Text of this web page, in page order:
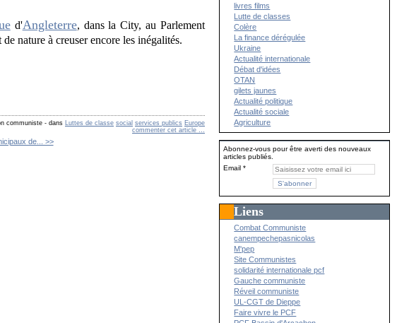
d'Angleterre, dans la City, au Parlement
nature à creuser encore les inégalités.
communiste - dans Luttes de classe social services publics Europe
commenter cet article …
de... >>
livres films
Lutte de classes
Colère
La finance dérégulée
Ukraine
Actualité internationale
Débat d'idées
OTAN
gilets jaunes
Actualité politique
Actualité sociale
Agriculture
Abonnez-vous pour être averti des nouveaux
articles publiés.
Email
Liens
Combat Communiste
canempechepasnicolas
M'pep
Site Communistes
solidarité internationale pcf
Gauche communiste
Réveil communiste
UL-CGT de Dieppe
Faire vivre le PCF